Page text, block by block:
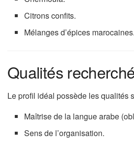
Citrons confits.
Mélanges d’épices marocaines.
Qualités
Le profil idéal possède les qualités
Maîtrise de la langue arabe
Sens de l’organisation.